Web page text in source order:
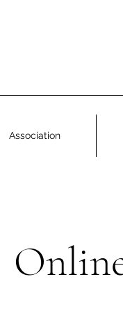
Association